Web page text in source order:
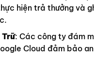
hiện trả thưởng và
Trữ: Các công ty đám
Cloud đảm bảo